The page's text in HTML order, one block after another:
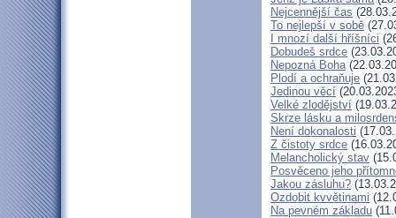
Nejcennější čas
To nejlepší v sobě
I mnozí další hříšníci
Dobudeš srdce
Nepozná Boha
Plodí a ochraňuje
Jedinou věcí
Velké zlodějství
Skrze lásku a
Není dokonalosti
Z čistoty srdce
Melancholický stav
Posvěceno jeho
Jakou zásluhu?
Ozdobit kvvětinami
Na pevném základu